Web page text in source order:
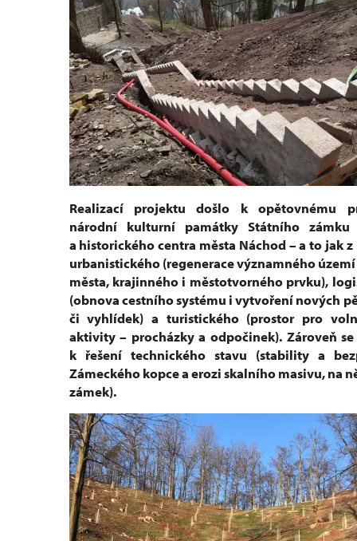
Realizací projektu došlo k opětovnému
národní kulturní památky Státního zámku
a historického centra města Náchod – a to jak
urbanistického (regenerace významného
města, krajinného i městotvorného prvku),
(obnova cestního systému i vytvoření nových
či vyhlídek) a turistického (prostor pro
aktivity – procházky a odpočinek). Zároveň
k řešení technického stavu (stability a
Zámeckého kopce a erozi skalního masivu, na
zámek).